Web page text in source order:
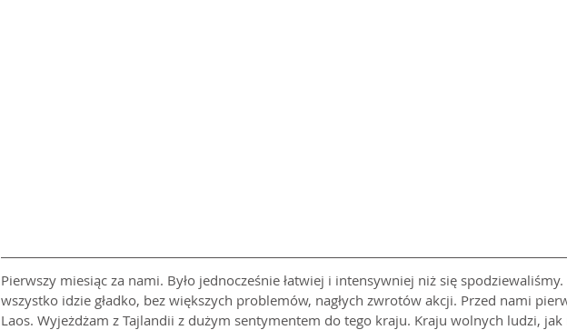
Pierwszy miesiąc za nami. Było jednocześnie łatwiej i intensywniej niż się spodziewaliśmy.
wszystko idzie gładko, bez większych problemów, nagłych zwrotów akcji. Przed nami
Laos. Wyjeżdżam z Tajlandii z dużym sentymentem do tego kraju. Kraju wolnych ludzi,